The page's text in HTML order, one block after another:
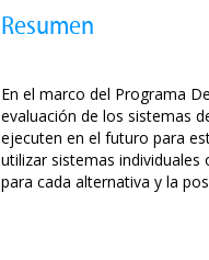
Resumen
En el marco del Programa
evaluación de los sistemas
ejecuten en el futuro para
utilizar sistemas
para cada alternativa y la